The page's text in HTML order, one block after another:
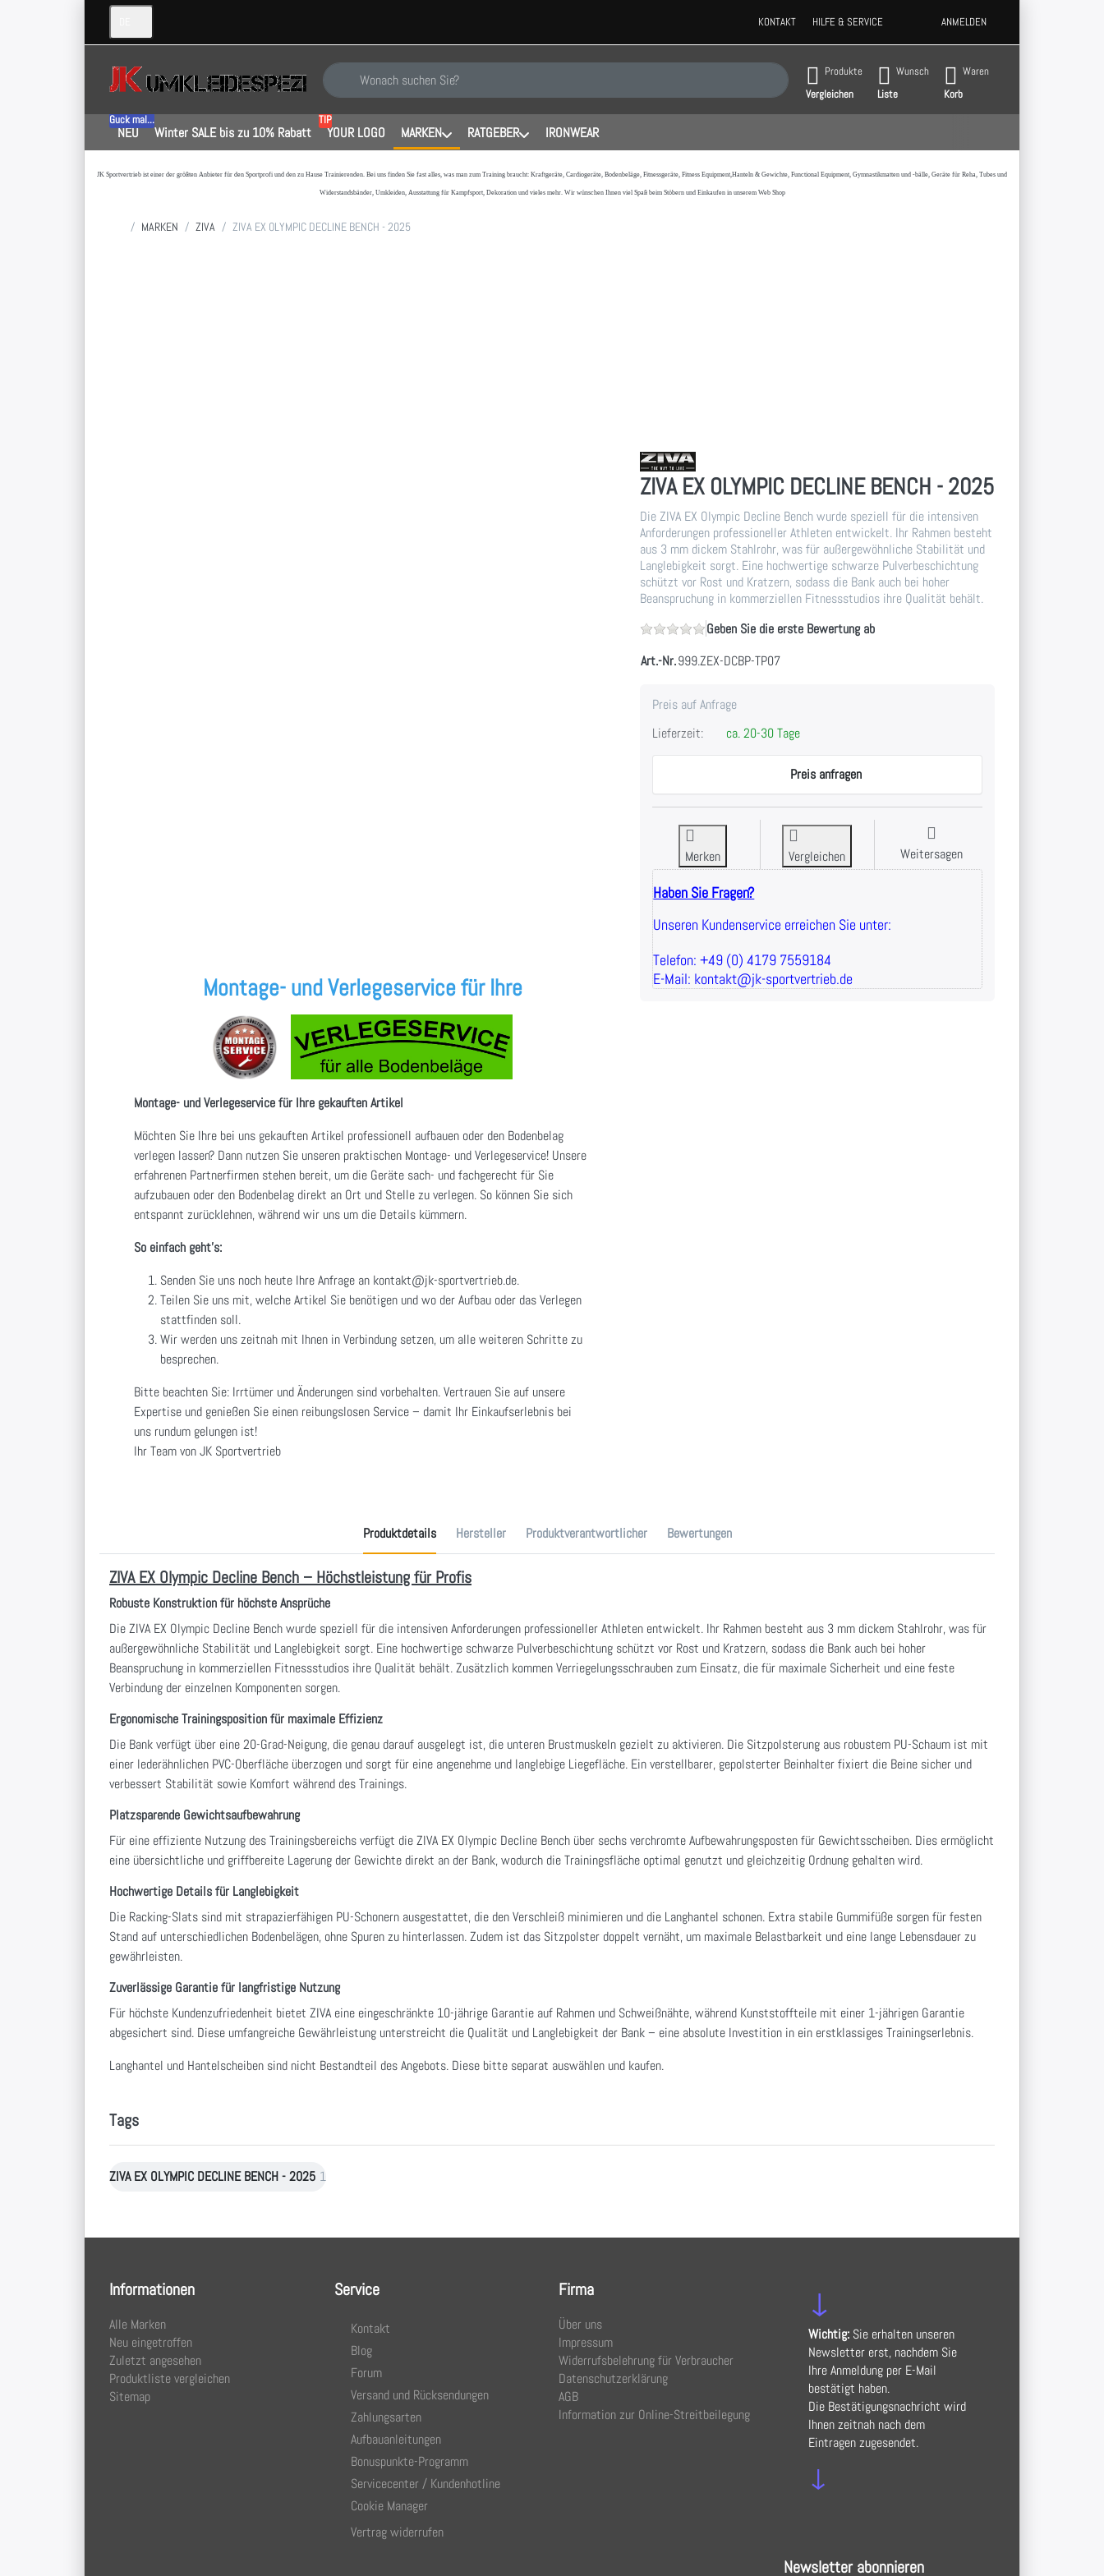
KONTAKT HILFE & SERVICE ANMELDEN
Geben Sie einen Suchbegriff ein. Während Sie tippen, erscheinen automatisch erste Ergebnisse. Drücken Sie die Eingabetaste, um alle Ergebnisse aufzurufen.
Produkte
Vergleichen
Wunsch
Liste
Waren
Korb
NEU
Guck mal...
Winter SALE bis zu 10% Rabatt YOUR LOGO
TIP
MARKEN RATGEBER IRONWEAR
JK Sportvertrieb ist einer der größten Anbieter für den Sportprofi und den zu Hause Trainierenden. Bei uns finden Sie fast alles, was man zum Training braucht: Kraftgeräte, Cardiogeräte, Bodenbeläge, Fitnessgeräte, Fitness Equipment,Hanteln & Gewichte, Functional Equipment, Gymnastikmatten und -bälle, Geräte für Reha, Tubes und
Widerstandsbänder, Umkleiden, Ausstattung für Kampfsport, Dekoration und vieles mehr. Wir wünschen Ihnen viel Spaß beim Stöbern und Einkaufen in unserem Web Shop
Startseite
MARKEN ZIVA ZIVA EX OLYMPIC DECLINE BENCH - 2025
Montage- und Verlegeservice für Ihre
Montage- und Verlegeservice für Ihre gekauften Artikel
Möchten Sie Ihre bei uns gekauften Artikel professionell aufbauen oder den Bodenbelag
verlegen lassen? Dann nutzen Sie unseren praktischen Montage- und Verlegeservice! Unsere
erfahrenen Partnerfirmen stehen bereit, um die Geräte sach- und fachgerecht für Sie
aufzubauen oder den Bodenbelag direkt an Ort und Stelle zu verlegen. So können Sie sich
entspannt zurücklehnen, während wir uns um die Details kümmern.
So einfach geht's:
Senden Sie uns noch heute Ihre Anfrage an kontakt@jk-sportvertrieb.de.
Teilen Sie uns mit, welche Artikel Sie benötigen und wo der Aufbau oder das Verlegen
stattfinden soll.
Wir werden uns zeitnah mit Ihnen in Verbindung setzen, um alle weiteren Schritte zu
besprechen.
Bitte beachten Sie: Irrtümer und Änderungen sind vorbehalten. Vertrauen Sie auf unsere
Expertise und genießen Sie einen reibungslosen Service – damit Ihr Einkaufserlebnis bei
uns rundum gelungen ist!
Ihr Team von JK Sportvertrieb
ZIVA EX OLYMPIC DECLINE BENCH - 2025
Die ZIVA EX Olympic Decline Bench wurde speziell für die intensiven
Anforderungen professioneller Athleten entwickelt. Ihr Rahmen besteht
aus 3 mm dickem Stahlrohr, was für außergewöhnliche Stabilität und
Langlebigkeit sorgt. Eine hochwertige schwarze Pulverbeschichtung
schützt vor Rost und Kratzern, sodass die Bank auch bei hoher
Beanspruchung in kommerziellen Fitnessstudios ihre Qualität behält.
Geben Sie die erste Bewertung ab
Art.-Nr.999.ZEX-DCBP-TP07
Preis auf Anfrage
Lieferzeit:
ca. 20-30 Tage
Preis anfragen
Merken Vergleichen Weitersagen
Haben Sie Fragen?
Unseren Kundenservice erreichen Sie unter:
Telefon: +49 (0) 4179 7559184
E-Mail: kontakt@jk-sportvertrieb.de
Produktdetails Hersteller Produktverantwortlicher Bewertungen
ZIVA EX Olympic Decline Bench – Höchstleistung für Profis
Robuste Konstruktion für höchste Ansprüche
Die ZIVA EX Olympic Decline Bench wurde speziell für die intensiven Anforderungen professioneller Athleten entwickelt. Ihr Rahmen besteht aus 3 mm dickem Stahlrohr, was für
außergewöhnliche Stabilität und Langlebigkeit sorgt. Eine hochwertige schwarze Pulverbeschichtung schützt vor Rost und Kratzern, sodass die Bank auch bei hoher
Beanspruchung in kommerziellen Fitnessstudios ihre Qualität behält. Zusätzlich kommen Verriegelungsschrauben zum Einsatz, die für maximale Sicherheit und eine feste
Verbindung der einzelnen Komponenten sorgen.
Ergonomische Trainingsposition für maximale Effizienz
Die Bank verfügt über eine 20-Grad-Neigung, die genau darauf ausgelegt ist, die unteren Brustmuskeln gezielt zu aktivieren. Die Sitzpolsterung aus robustem PU-Schaum ist mit
einer lederähnlichen PVC-Oberfläche überzogen und sorgt für eine angenehme und langlebige Liegefläche. Ein verstellbarer, gepolsterter Beinhalter fixiert die Beine sicher und
verbessert Stabilität sowie Komfort während des Trainings.
Platzsparende Gewichtsaufbewahrung
Für eine effiziente Nutzung des Trainingsbereichs verfügt die ZIVA EX Olympic Decline Bench über sechs verchromte Aufbewahrungsposten für Gewichtsscheiben. Dies ermöglicht
eine übersichtliche und griffbereite Lagerung der Gewichte direkt an der Bank, wodurch die Trainingsfläche optimal genutzt und gleichzeitig Ordnung gehalten wird.
Hochwertige Details für Langlebigkeit
Die Racking-Slats sind mit strapazierfähigen PU-Schonern ausgestattet, die den Verschleiß minimieren und die Langhantel schonen. Extra stabile Gummifüße sorgen für festen
Stand auf unterschiedlichen Bodenbelägen, ohne Spuren zu hinterlassen. Zudem ist das Sitzpolster doppelt vernäht, um maximale Belastbarkeit und eine lange Lebensdauer zu
gewährleisten.
Zuverlässige Garantie für langfristige Nutzung
Für höchste Kundenzufriedenheit bietet ZIVA eine eingeschränkte 10-jährige Garantie auf Rahmen und Schweißnähte, während Kunststoffteile mit einer 1-jährigen Garantie
abgesichert sind. Diese umfangreiche Gewährleistung unterstreicht die Qualität und Langlebigkeit der Bank – eine absolute Investition in ein erstklassiges Trainingserlebnis.
Langhantel und Hantelscheiben sind nicht Bestandteil des Angebots. Diese bitte separat auswählen und kaufen.
Tags
ZIVA EX OLYMPIC DECLINE BENCH - 2025 1
Informationen
Alle Marken
Neu eingetroffen
Zuletzt angesehen
Produktliste vergleichen
Sitemap
Service
Kontakt
Blog
Forum
Versand und Rücksendungen
Zahlungsarten
Aufbauanleitungen
Bonuspunkte-Programm
Servicecenter / Kundenhotline
Cookie Manager
Vertrag widerrufen
Firma
Über uns
Impressum
Widerrufsbelehrung für Verbraucher
Datenschutzerklärung
AGB
Information zur Online-Streitbeilegung
↓
Wichtig:Sie erhalten unseren
Newsletter erst, nachdem Sie
Ihre Anmeldung per E-Mail
bestätigt haben.
Die Bestätigungsnachricht wird
Ihnen zeitnah nach dem
Eintragen zugesendet.
↓
Newsletter abonnieren